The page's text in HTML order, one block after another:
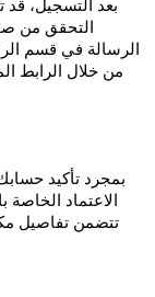
التحقق من
الرسالة في قسم
من خلال الرابط
بمجرد تأكيد
الاعتماد
تتضمن تفاصيل